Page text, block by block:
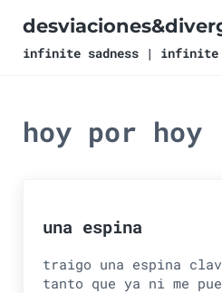
infinite sadness | infinite
hoy por hoy
una espina
traigo una espina
tanto que ya ni me